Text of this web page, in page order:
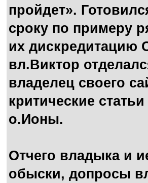
пройдет».
сроку по примеру
их дискредитацию
вл.Виктор
владелец своего
критические
о.Ионы.
Отчего владыка и
обыски, допросы